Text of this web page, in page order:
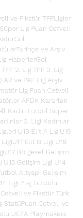
ve Fikstür TFFLigler
Lig Puan Cetveli
ve Arşiv
HaberlerGol
2. Lig TFF 3. Lig
A2 ve PAF Lig Arşiv
Lig Puan Cetveli
AFDK Kararları
Kadın Futbol Süper
2. Ligi Kadınlar
U19 Elit A LigiU19
Elit B Ligi U19
Bölgesel Gelişim
U15 Gelişim Ligi U14
Altyapı Gelişim
Ligi Plaj Futbolu
ve Fikstür Türk
StatüPuan Cetveli ve
UEFA Playmakers